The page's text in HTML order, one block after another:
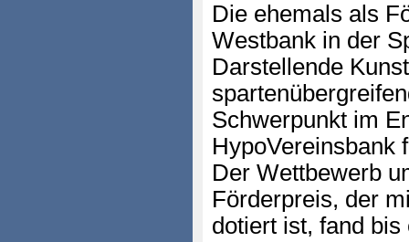
Die ehemals als
Westbank in der
Darstellende
Schwerpunkt im
HypoVereinsbank
Der Wettbewerb
Förderpreis, der
dotiert ist, fand